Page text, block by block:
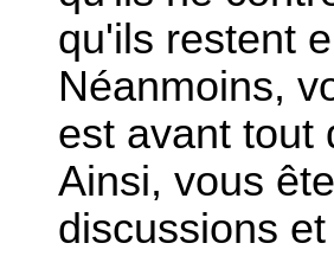
qu'ils restent
Néanmoins,
est avant tout
Ainsi, vous
discussions